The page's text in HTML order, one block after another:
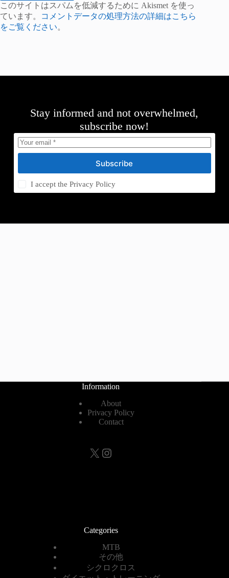
このサイトはスパムを低減するために Akismet を使っ
ています。
コメントデータの処理方法の詳細はこちら
をご覧ください。
Stay informed and not overwhelmed,
subscribe now!
Subscribe
I accept thePrivacy Policy
Information
About
Privacy Policy
Contact
X Instagram
Categories
MTB
その他
シクロクロス